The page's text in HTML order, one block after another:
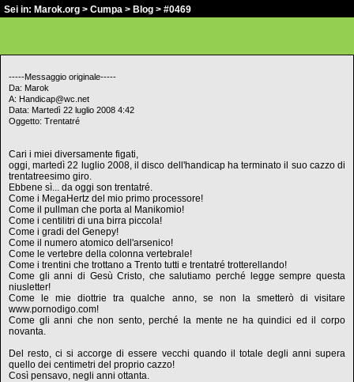
Sei in: Marok.org > Cumpa > Blog > #0469
-----Messaggio originale-----
Da: Marok
A: Handicap@wc.net
Data: Martedì 22 luglio 2008 4:42
Oggetto: Trentatré
Cari i miei diversamente figati,
oggi, martedì 22 luglio 2008, il disco dell'handicap ha terminato il suo cazzo di
trentatreesimo giro.
Ebbene sì... da oggi son trentatré.
Come i MegaHertz del mio primo processore!
Come il pullman che porta al Manikomio!
Come i centilitri di una birra piccola!
Come i gradi del Genepy!
Come il numero atomico dell'arsenico!
Come le vertebre della colonna vertebrale!
Come i trentini che trottano a Trento tutti e trentatré trotterellando!
Come gli anni di Gesù Cristo, che salutiamo perché legge sempre questa
niusletter!
Come le mie diottrie tra qualche anno, se non la smetterò di visitare
www.pornodigo.com!
Come gli anni che non sento, perché la mente ne ha quindici ed il corpo
novanta.
Del resto, ci si accorge di essere vecchi quando il totale degli anni supera
quello dei centimetri del proprio cazzo!
Così pensavo, negli anni ottanta.